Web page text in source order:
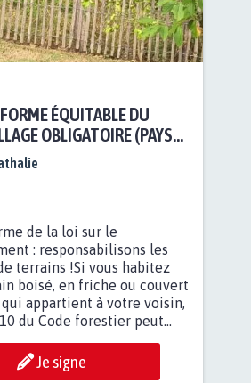
ÉQUITABLE DU
OBLIGATOIRE (PAYS
ATLANTIQUES)
de la loi sur le
: responsabilisons les
terrains !Si vous habitez
boisé, en friche ou couvert
appartient à votre voisin,
du Code forestier peut...
Je signe